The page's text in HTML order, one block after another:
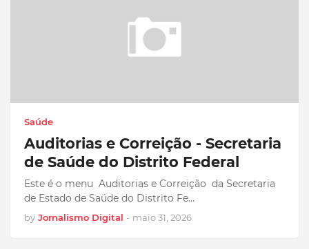
Saúde
Auditorias e Correição - Secretaria
de Saúde do Distrito Federal
Este é o menu Auditorias e Correição da Secretaria
de Estado de Saúde do Distrito Fe…
by Jornalismo Digital - maio 31, 2026